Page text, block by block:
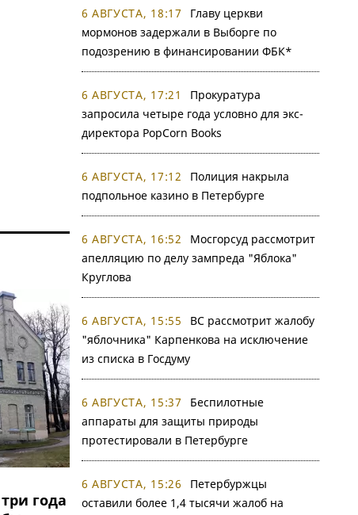
года
6 АВГУСТА, 18:17
Главу церкви
мормонов задержали в Выборге по
подозрению в финансировании ФБК*
6 АВГУСТА, 17:21
Прокуратура
запросила четыре года условно для экс-
директора PopCorn Books
6 АВГУСТА, 17:12
Полиция накрыла
подпольное казино в Петербурге
6 АВГУСТА, 16:52
Мосгорсуд рассмотрит
апелляцию по делу зампреда "Яблока"
Круглова
6 АВГУСТА, 15:55
ВС рассмотрит жалобу
"яблочника" Карпенкова на исключение
из списка в Госдуму
6 АВГУСТА, 15:37
Беспилотные
аппараты для защиты природы
протестировали в Петербурге
6 АВГУСТА, 15:26
Петербуржцы
оставили более 1,4 тысячи жалоб на